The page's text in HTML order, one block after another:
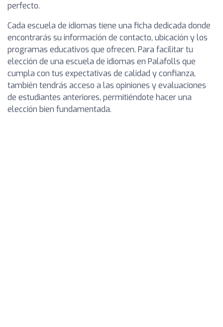
perfecto.
Cada escuela de idiomas tiene una ficha dedicada donde
encontrarás su información de contacto, ubicación y los
programas educativos que ofrecen. Para facilitar tu
elección de una escuela de idiomas en Palafolls que
cumpla con tus expectativas de calidad y confianza,
también tendrás acceso a las opiniones y evaluaciones
de estudiantes anteriores, permitiéndote hacer una
elección bien fundamentada.